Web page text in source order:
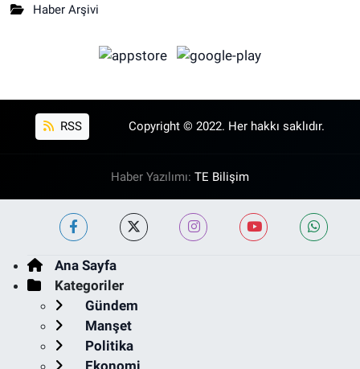
Haber Arşivi
RSS Copyright © 2022. Her hakkı saklıdır.
Haber Yazılımı: TE Bilişim
Ana Sayfa
Kategoriler
Gündem
Manşet
Politika
Ekonomi